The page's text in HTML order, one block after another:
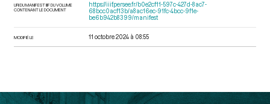
URI DU MANIFEST IIIF DU VOLUME
CONTENANT LE DOCUMENT
https://iiif.persee.fr/b0e2cf11-597c-427d-8ac7-
68bcc0acf13b/a8ac16ec-91fc-4bcc-9f1e-
be6b942b8399/manifest
MODIFIÉ LE 11 octobre 2024 à 08:55